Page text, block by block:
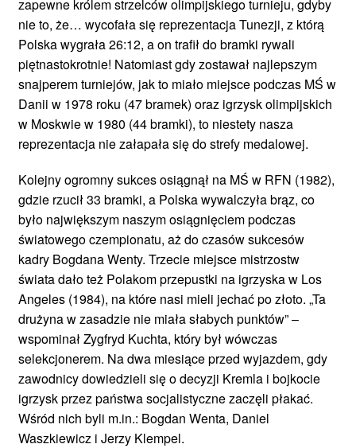
zapewne królem strzelców olimpijskiego turnieju, gdyby
nie to, że… wycofała się reprezentacja Tunezji, z którą
Polska wygrała 26:12, a on trafił do bramki rywali
piętnastokrotnie! Natomiast gdy zostawał najlepszym
snajperem turniejów, jak to miało miejsce podczas MŚ w
Danii w 1978 roku (47 bramek) oraz igrzysk olimpijskich
w Moskwie w 1980 (44 bramki), to niestety nasza
reprezentacja nie załapała się do strefy medalowej.
Kolejny ogromny sukces osiągnął na MŚ w RFN (1982),
gdzie rzucił 33 bramki, a Polska wywalczyła brąz, co
było największym naszym osiągnięciem podczas
światowego czempionatu, aż do czasów sukcesów
kadry Bogdana Wenty. Trzecie miejsce mistrzostw
świata dało też Polakom przepustki na igrzyska w Los
Angeles (1984), na które nasi mieli jechać po złoto. „Ta
drużyna w zasadzie nie miała słabych punktów” –
wspominał Zygfryd Kuchta, który był wówczas
selekcjonerem. Na dwa miesiące przed wyjazdem, gdy
zawodnicy dowiedzieli się o decyzji Kremla i bojkocie
igrzysk przez państwa socjalistyczne zaczęli płakać.
Wśród nich byli m.in.: Bogdan Wenta, Daniel
Waszkiewicz i Jerzy Klempel.